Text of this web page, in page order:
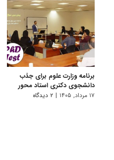
برنامه وزارت علوم برای جذب
دانشجوی دکتری استاد محور
۱۷ مرداد, ۱۴۰۵ | ۲ دیدگاه